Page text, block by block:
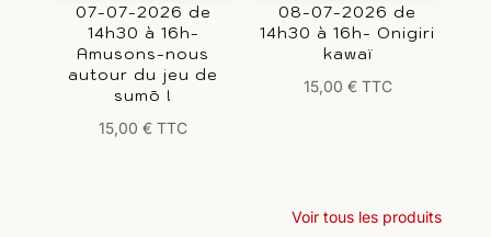
07-07-2026 de
14h30 à 16h-
Amusons-nous
autour du jeu de
sumō !
15,00€ TTC
08-07-2026 de
14h30 à 16h- Onigiri
kawaï
15,00 € TTC
Voir tous les produits